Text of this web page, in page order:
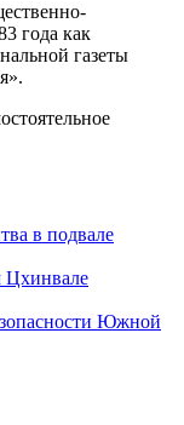
года как
газеты
в подвале
Цхинвале
Южной